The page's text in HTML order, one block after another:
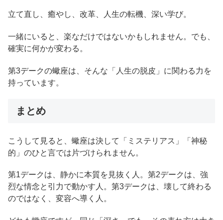
立て直し、癒やし、改革、人生の転機、深い学び。
一緒にいると、楽なだけではないかもしれません。でも、
確実に何かが変わる。
第3デークの蠍座は、そんな「人生の脱皮」に関わる力を
持っています。
まとめ
こうして見ると、蠍座は決して「ミステリアス」「神秘
的」のひと言では片づけられません。
第1デークは、静かに本質を見抜く人。第2デークは、強
烈な情念と引力で動かす人。第3デークは、壊して終わる
のではなく、変容へ導く人。